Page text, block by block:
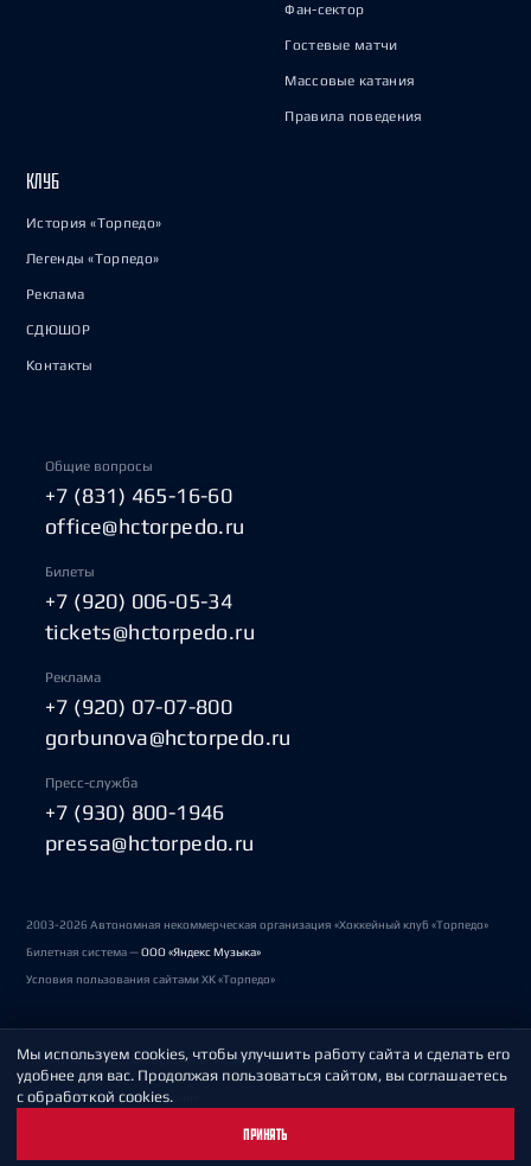
Фан-сектор
Гостевые матчи
Массовые катания
Правила поведения
КЛУБ
История «Торпедо»
Легенды «Торпедо»
Реклама
СДЮШОР
Контакты
Общие вопросы
+7 (831) 465-16-60
office@hctorpedo.ru
Билеты
+7 (920) 006-05-34
tickets@hctorpedo.ru
Реклама
+7 (920) 07-07-800
gorbunova@hctorpedo.ru
Пресс-служба
+7 (930) 800-1946
pressa@hctorpedo.ru
2003-2026 Автономная некоммерческая организация «Хоккейный клуб «Торпедо»
Билетная система —ООО «Яндекс Музыка»
Условия пользования сайтами ХК «Торпедо»
Политика обработки персональных данных
Пользовательское соглашение
Мы используем cookies, чтобы улучшить работу сайта и сделать его
удобнее для вас. Продолжая пользоваться сайтом, вы соглашаетесь
с обработкой cookies.
ПРИНЯТЬ